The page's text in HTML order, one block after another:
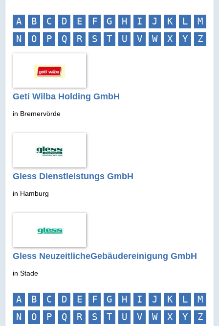
A B C D E F G H I J K L
M
N
O P Q R S T U V W X Y Z
Geti Wilba Holding GmbH
in Bremervörde
Gless Dienstleistungs GmbH
in Hamburg
Gless NeuzeitlicheGebäudereinigung GmbH
in Stade
A B C D E F G H I J K L
M
N
O P Q R S T U V W X Y Z